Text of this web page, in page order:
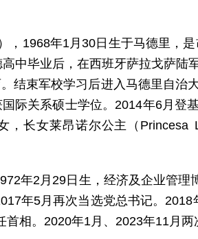
，1968年1月30日生于马德里，
中毕业后，在西班牙萨拉戈萨陆
结束军校学习后进入马德里自治
际关系硕士学位。2014年6月登
，长女莱昂诺尔公主（Princesa
年2月29日生，经济及企业管理
年5月再次当选党总书记。
相。2020年1月、2023年11月两